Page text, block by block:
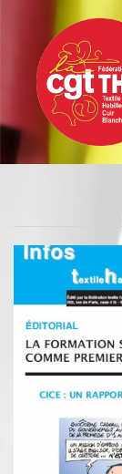
contenu
principal